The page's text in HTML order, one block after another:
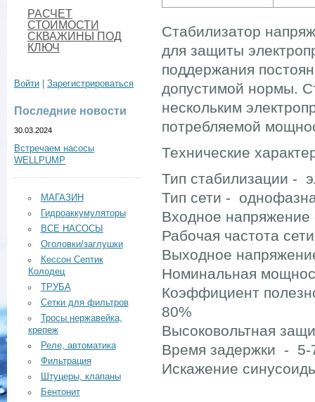
РАСЧЕТ
СТОИМОСТИ
СКВАЖИНЫ ПОД
КЛЮЧ
Войти Зарегистрироваться
Последние новости
30.03.2024
Встречаем насосы
WELLPUMP
МАГАЗИН
Гидроаккумуляторы
ВСЕ НАСОСЫ
Оголовки/заглушки
Кессон Септик
Колодец
ТРУБА
Сетки для фильтров
Тросы нержавейка,
крепеж
Реле, автоматика
Фильтрация
Штуцеры, клапаны
Бентонит
Стабилизатор
для защиты
поддержания
допустимой нормы.
нескольким
потребляемой
Технические
Тип стабилизации -
Тип сети -
Входное
Рабочая частота
Выходное
Номинальная
Коэффициент
80%
Высоковольтная
Время задержки - 5-
Искажение